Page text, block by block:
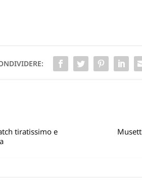
tiratissimo e